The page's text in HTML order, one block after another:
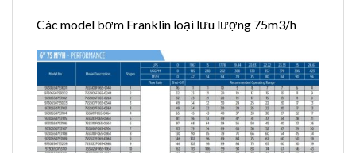
Các model bơm Franklin loại lưu lượng 75m3/h